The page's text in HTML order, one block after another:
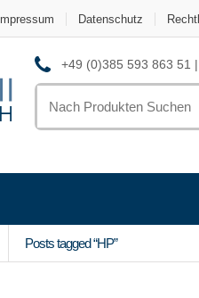
Impressum Datenschutz
+49 (0)385 593 863 51
for:
Posts tagged “HP”